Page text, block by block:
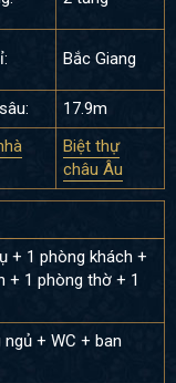
Bắc Giang
17.9m
Biệt thự
châu Âu
+ 1 phòng khách +
+ 1 phòng thờ + 1
+ WC + ban